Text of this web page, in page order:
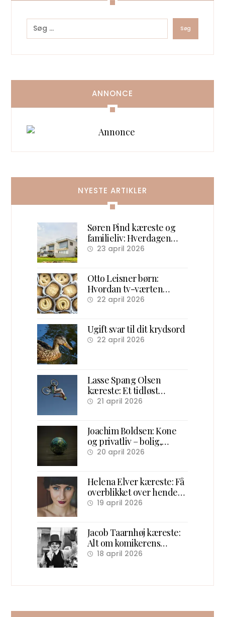
ANNONCE
NYESTE ARTIKLER
Søren Pind kæreste og
familieliv: Hverdagen
efter politik
23 april 2026
Otto Leisner børn:
Hvordan tv-værten
samlede danske børn
22 april 2026
Ugift svar til dit krydsord
22 april 2026
Lasse Spang Olsen
kæreste: Et tidløst
overblik over hans
21 april 2026
Joachim Boldsen: Kone
og privatliv – bolig,
familie og karriere
20 april 2026
Helena Elver kæreste: Få
overblikket over hendes
kærlighedsliv
19 april 2026
Jacob Taarnhøj kæreste:
Alt om komikerens
kærlighedsliv bag scenen
18 april 2026